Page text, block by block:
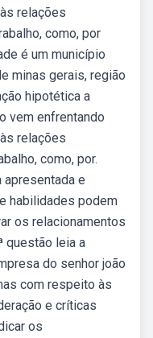
relações
como, por
é um município
minas gerais, região
hipotética a
vem enfrentando
relações
como, por.
apresentada e
habilidades podem
os relacionamentos
questão leia a
do senhor joão
com respeito às
e críticas
os